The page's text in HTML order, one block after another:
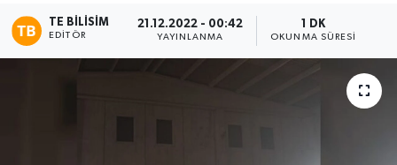
TE BILISIM
EDITÖR
21.12.2022 - 00:42
YAYINLANMA
1 DK
OKUNMA SÜRESI